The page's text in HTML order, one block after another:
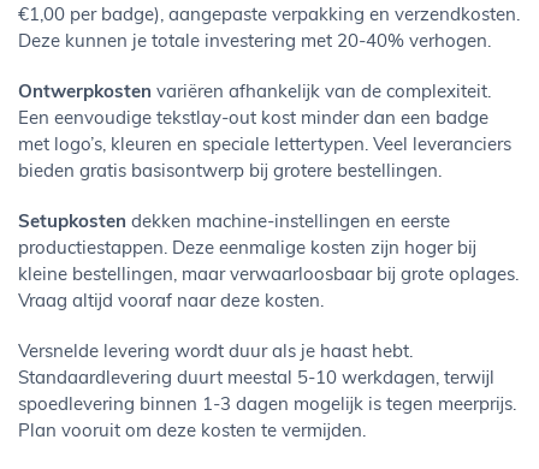
€1,00 per badge), aangepaste verpakking en verzendkosten.
Deze kunnen je totale investering met 20-40% verhogen.
Ontwerpkosten variëren afhankelijk van de complexiteit.
Een eenvoudige tekstlay-out kost minder dan een badge
met logo’s, kleuren en speciale lettertypen. Veel leveranciers
bieden gratis basisontwerp bij grotere bestellingen.
Setupkosten dekken machine-instellingen en eerste
productiestappen. Deze eenmalige kosten zijn hoger bij
kleine bestellingen, maar verwaarloosbaar bij grote oplages.
Vraag altijd vooraf naar deze kosten.
Versnelde levering wordt duur als je haast hebt.
Standaardlevering duurt meestal 5-10 werkdagen, terwijl
spoedlevering binnen 1-3 dagen mogelijk is tegen meerprijs.
Plan vooruit om deze kosten te vermijden.